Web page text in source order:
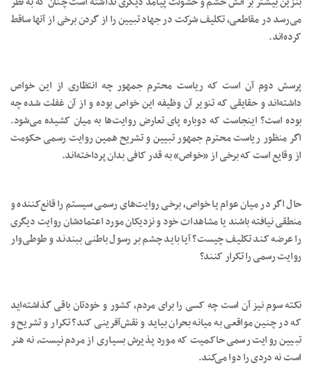
می‌رسد در مقاطعی، تکلیف شرکت در جهاد تبیین را از گردن برخی از آنها ساقط
کرده‌اند.
پرسش دوم آن است که ریاست محترم جمهور چه انتظاری از این خواص
داشته‌اند و حقایقی که تنویر آن وظیفه این خواص بوده و از آن غفلت شده چه
بوده است؟ اینجاست که دوباره پای تعارض روایت‌ها به میان کشیده می‌شود.
اگر منظور ریاست محترم جمهور تبیین و تشریح همین روایت رسمی حکومت
از وقایع است که برخی از «خواص» به قدر کافی بدان پرداخته‌اند.
حال اگر در میان عوام یا خواص، برخی روایت‌های رسمی سیستم را قانع‌کننده و
منطقی نیافته باشند یا مشاهدات خود و نزدیکان مورد اعتمادشان روایت دیگری
را عرضه کند تکلیف چیست؟ آیا باید چشم بر رسول باطنی ببندند و طوطی‌وار
روایت رسمی را تکرار کنند؟
نکته سوم نیز آن است چه کسی را برای مردم، کشور و خودتان باقی گذاشته‌اید
که در چنین مواقعی به میانه بحران بیاید و نقش‌آفرینی کند؟ تکرار و تشریح و
تبیین روایت رسمی حاکمیت که مورد پذیرش بسیاری از مردم نیست، نه هنر
است نه دردی را دوا می‌کند.